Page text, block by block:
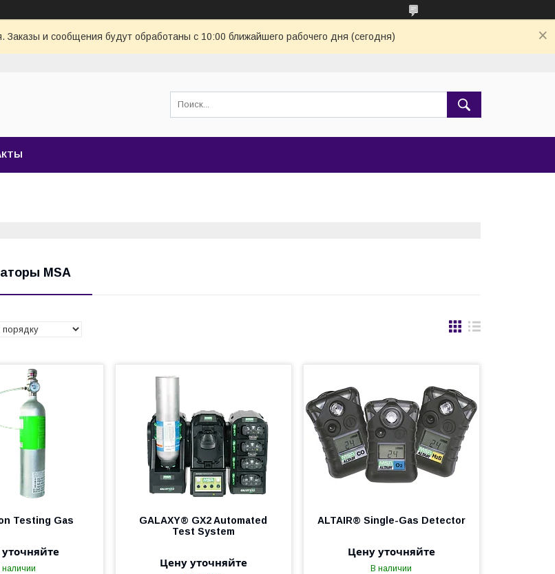
Заказы и сообщения будут обработаны с 10:00 ближайшего рабочего дня (сегодня)
MSA
Testing Gas
наличии
GALAXY® GX2 Automated
Test System
Цену уточняйте
ALTAIR® Single-Gas Detector
Цену уточняйте
В наличии